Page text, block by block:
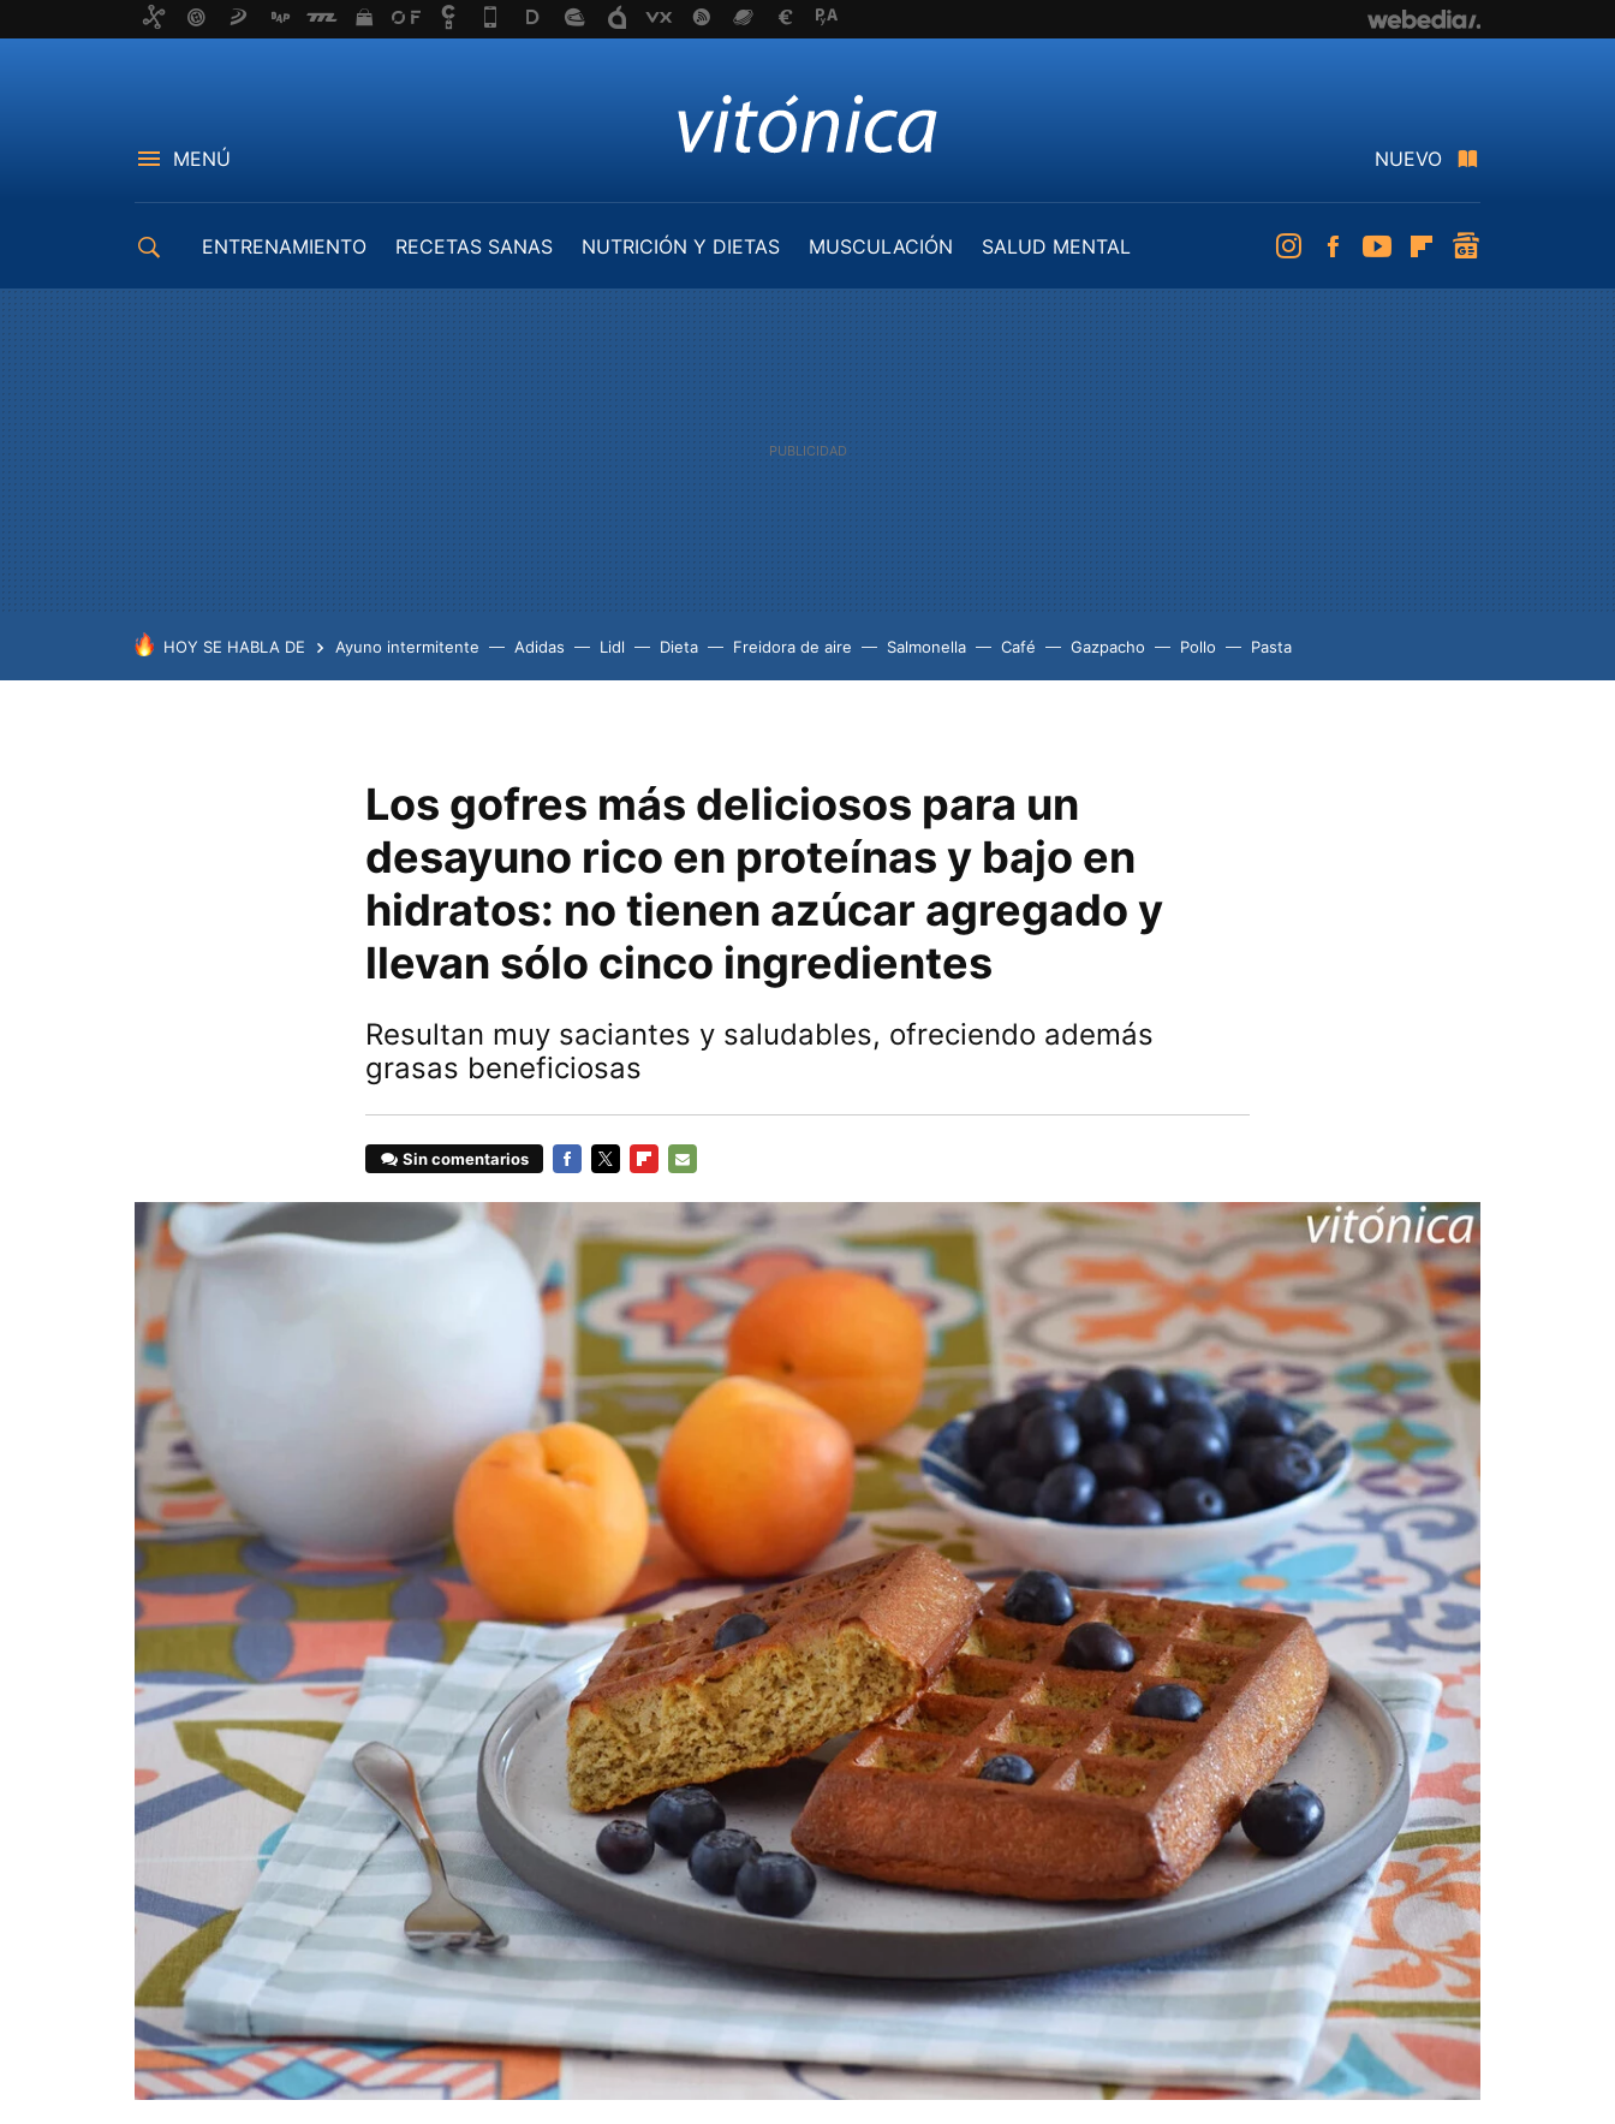
MENÚ NUEVO
ENTRENAMIENTO RECETAS SANAS NUTRICIÓN Y DIETAS MUSCULACIÓN
SALUD MENTAL
InstagramFacebookYoutubeFlipboard
HOY SE HABLA DE Ayuno intermitente Adidas Lidl Dieta Freidora de aire Salmonella Café Gazpacho Pollo Pasta
Los gofres más deliciosos para un
desayuno rico en proteínas y bajo en
hidratos: no tienen azúcar agregado y
llevan sólo cinco ingredientes
Resultan muy saciantes y saludables, ofreciendo además
grasas beneficiosas
Sin comentarios
MAIL